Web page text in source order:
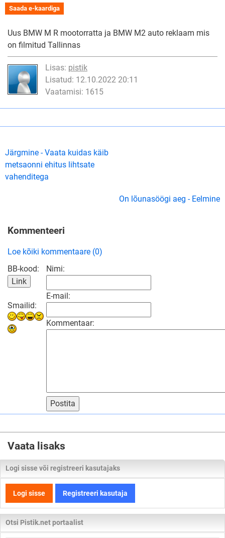
Saada e-kaardiga
Uus BMW M R mootorratta ja BMW M2 auto reklaam mis
on filmitud Tallinnas
Lisas: pistik
Lisatud: 12.10.2022 20:11
Vaatamisi: 1615
Järgmine - Vaata kuidas käib
metsaonni ehitus lihtsate
vahenditega
On lõunasöögi aeg - Eelmine
Kommenteeri
Loe kõiki kommentaare (0)
BB-kood:
Smailid:
Nimi:
E-mail:
Kommentaar:
Postita
Vaata lisaks
Logi sisse või registreeri kasutajaks
Logi sisse Registreeri kasutaja
Otsi Pistik.net portaalist